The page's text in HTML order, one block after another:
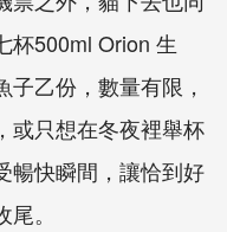
杯500ml Orion 生
乙份，數量有限，
或只想在冬夜裡舉杯
暢快瞬間，讓恰到好
。